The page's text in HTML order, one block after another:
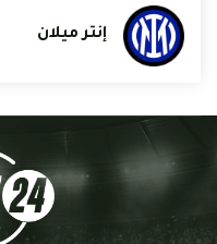
إنتر ميلان